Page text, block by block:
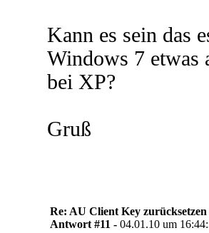
Kann es sein das
Windows 7 etwas
bei XP?
Gruß
Re: AU Client Key zurücksetzen
Antwort #11 - 04.01.10 um